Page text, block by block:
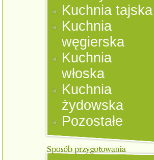
Kuchnia tajska
Kuchnia
węgierska
Kuchnia
włoska
Kuchnia
żydowska
Pozostałe